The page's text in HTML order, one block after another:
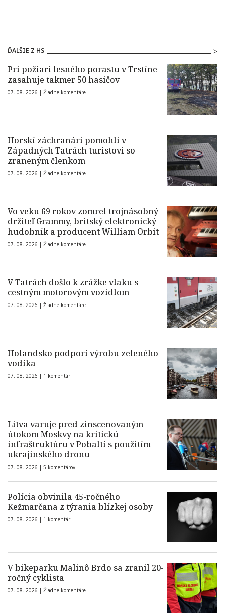
ĎALŠIE Z HS
Pri požiari lesného porastu v Trstíne
zasahuje takmer 50 hasičov
07. 08. 2026 | Žiadne komentáre
Horskí záchranári pomohli v
Západných Tatrách turistovi so
zraneným členkom
07. 08. 2026 | Žiadne komentáre
Vo veku 69 rokov zomrel trojnásobný
držiteľ Grammy, britský elektronický
hudobník a producent William Orbit
07. 08. 2026 | Žiadne komentáre
V Tatrách došlo k zrážke vlaku s
cestným motorovým vozidlom
07. 08. 2026 | Žiadne komentáre
Holandsko podporí výrobu zeleného
vodíka
07. 08. 2026 | 1 komentár
Litva varuje pred zinscenovaným
útokom Moskvy na kritickú
infraštruktúru v Pobaltí s použitím
ukrajinského dronu
07. 08. 2026 | 5 komentárov
Polícia obvinila 45-ročného
Kežmarčana z týrania blízkej osoby
07. 08. 2026 | 1 komentár
V bikeparku Malinô Brdo sa zranil 20-
ročný cyklista
07. 08. 2026 | Žiadne komentáre